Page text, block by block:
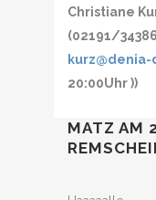
Christiane
(02191/
20:00Uhr ))
MATZ AM